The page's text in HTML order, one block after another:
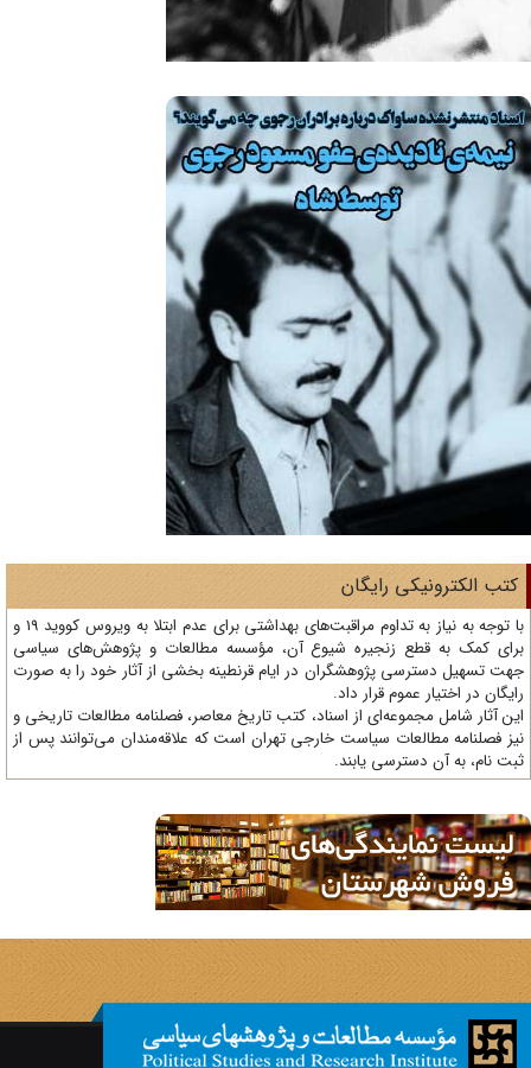
الکترونیکی رایگان
با توجه به نیاز به تداوم مراقبت‌های بهداشتی برای عدم ابتلا به ویروس کووید 19 و
کمک به قطع زنجیره شیوع آن، مؤسسه مطالعات و پژوهش‌های سیاسی
تسهیل دسترسی پژوهشگران در ایام قرنطینه بخشی از آثار خود را به صورت
در اختیار عموم قرار داد.
آثار شامل مجموعه‌ای از اسناد، کتب تاریخ معاصر، فصلنامه‌ مطالعات تاریخی و
فصلنامه مطالعات سیاست خارجی تهران است که علاقه‌مندان می‌توانند پس از
نام، به آن دسترسی یابند.